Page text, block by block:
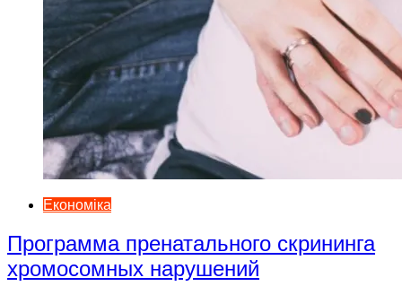
Економіка
Программа пренатального скрининга
хромосомных нарушений